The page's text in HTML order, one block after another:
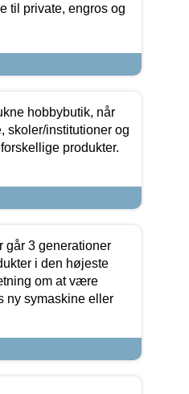
til private, engros og
hobbybutik, når
skoler/institutioner og
produkter.
går 3 generationer
i den højeste
om at være
ny symaskine eller